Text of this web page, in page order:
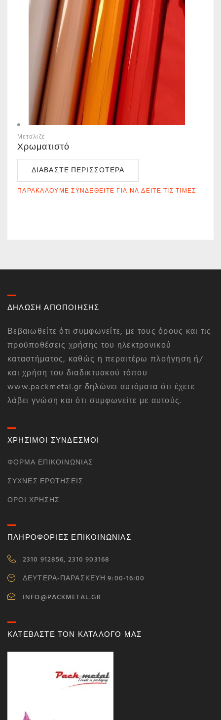
Μεταλιζέ
Χρωματιστό
ΔΙΑΒΆΣΤΕ ΠΕΡΙΣΣΌΤΕΡΑ
ΠΑΡΑΚΑΛΟΎΜΕ ΣΥΝΔΕΘΕΊΤΕ ΓΙΑ ΝΑ ΔΕΊΤΕ ΤΙΣ ΤΙΜΈΣ
ΔΗΛΩΣΗ ΑΠΟΠΟΙΗΣΗΣ
Βεβαιωθείτε ότι συμφωνείτε, με τους όρους και τις
προϋποθέσεις χρήσης του ηλεκτρονικού
καταστήματος, καθώς η περαιτέρω πλοήγηση ή/
και χρήση του διαδικτυακού τόπου
www.packmetal.gr δηλώνει αυτόματα ότι έχετε
λάβει γνώση και ότι συμφωνείτε με αυτούς.
ΧΡΗΣΙΜΟΙ ΣΥΝΔΕΣΜΟΙ
ΦΌΡΜΑ ΕΠΙΚΟΙΝΩΝΊΑΣ
ΣΥΧΝΈΣ ΕΡΩΤΉΣΕΙΣ
ΌΡΟΙ ΧΡΉΣΗΣ
ΠΛΗΡΟΦΟΡΙΕΣ ΕΠΙΚΟΙΝΩΝΙΑΣ
2310 912856, 2310 903168
ΔΕΥΤΕΡΑ-ΠΑΡΑΣΚΕΥΗ 9:00-16:00
INFO@PACKMETAL.GR
ΚΑΤΕΒΑΣΤΕ ΤΟΝ ΚΑΤΑΛΟΓΟ ΜΑΣ